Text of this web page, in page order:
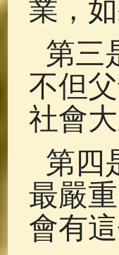
業，
第三
不但
社會
第四
最嚴
會有這